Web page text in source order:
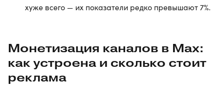
хуже всего — их показатели редко превышают 7%.
Монетизация каналов в Max:
как устроена и сколько стоит
реклама